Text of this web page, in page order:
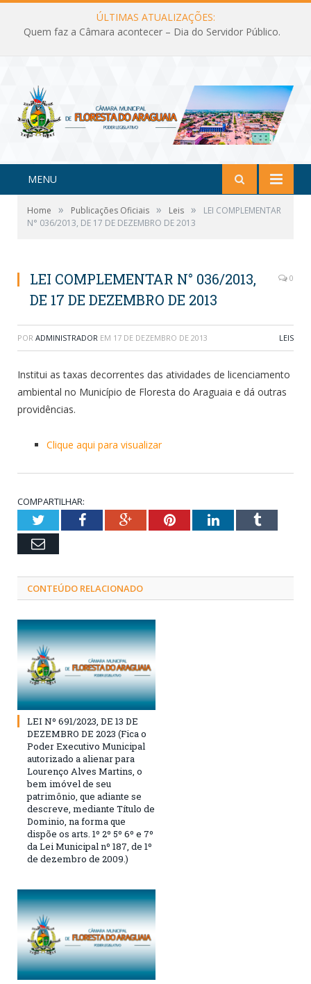
ÚLTIMAS ATUALIZAÇÕES:
Quem faz a Câmara acontecer – Dia do Servidor Público.
MENU
Home » Publicações Oficiais » Leis »
LEI COMPLEMENTAR
N° 036/2013, DE 17 DE DEZEMBRO DE 2013
LEI COMPLEMENTAR N° 036/2013,
DE 17 DE DEZEMBRO DE 2013
0
POR ADMINISTRADOR EM 17 DE DEZEMBRO DE 2013 LEIS
Institui as taxas decorrentes das atividades de licenciamento
ambiental no Município de Floresta do Araguaia e dá outras
providências.
Clique aqui para visualizar
COMPARTILHAR:
TwitterFacebookGoogle+PinterestLinkedInTumblr
Email
CONTEÚDO RELACIONADO
LEI Nº 691/2023, DE 13 DE
DEZEMBRO DE 2023 (Fica o
Poder Executivo Municipal
autorizado a alienar para
Lourenço Alves Martins, o
bem imóvel de seu
patrimônio, que adiante se
descreve, mediante Título de
Dominio, na forma que
dispõe os arts. 1º 2º 5º 6º e 7º
da Lei Municipal nº 187, de 1º
de dezembro de 2009.)